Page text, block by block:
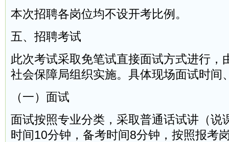
本次招聘各岗位均不设开考比例。
五、招聘考试
此次考试采取免笔试直接面试方式进行，
社会保障局组织实施。具体现场面试时间
（一）面试
面试按照专业分类，采取普通话试讲（说
时间10分钟，备考时间8分钟，按照报考